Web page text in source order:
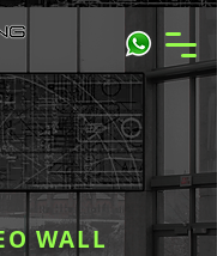
WALL